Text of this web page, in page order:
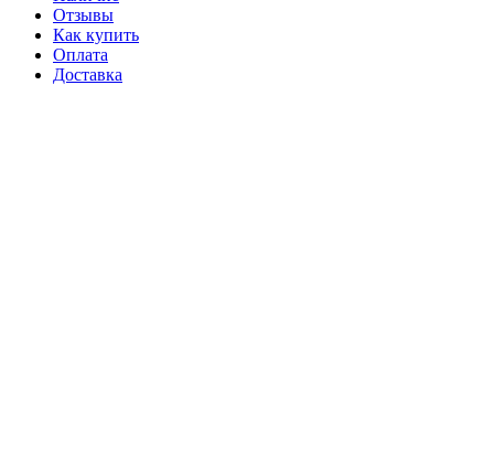
Отзывы
Как купить
Оплата
Доставка